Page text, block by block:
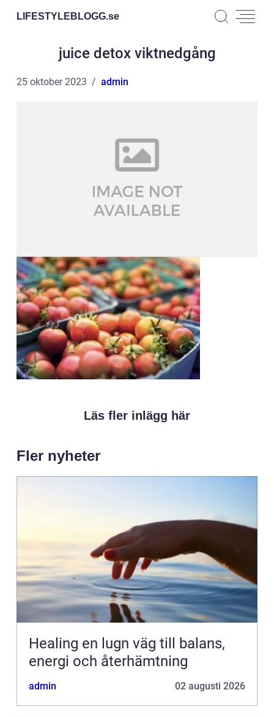
LIFESTYLEBLOGG.se
juice detox viktnedgång
25 oktober 2023 admin
Läs fler inlägg här
Fler nyheter
Healing en lugn väg till balans,
energi och återhämtning
admin 02 augusti 2026